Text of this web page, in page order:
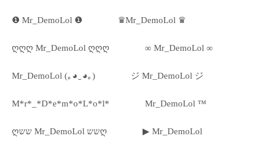
❶ Mr_DemoLol ❶ ♛Mr_DemoLol ♛
ღღღ Mr_DemoLol ღღღ ∞ Mr_DemoLol ∞
Mr_DemoLol (｡◕‿◕｡) ジ Mr_DemoLol ジ
M*r*_*D*e*m*o*L*o*l* Mr_DemoLol ™
ღשש Mr_DemoLol ששღ ▶ Mr_DemoLol